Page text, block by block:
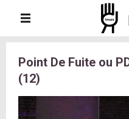
Point De Fuite ou
(12)